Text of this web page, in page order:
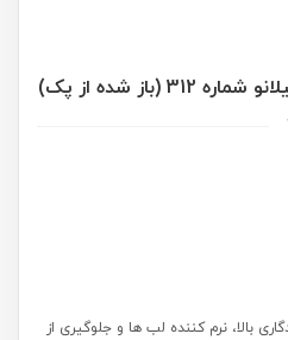
شده از پک)
بالا، نرم کننده لب ها و جلوگیری از